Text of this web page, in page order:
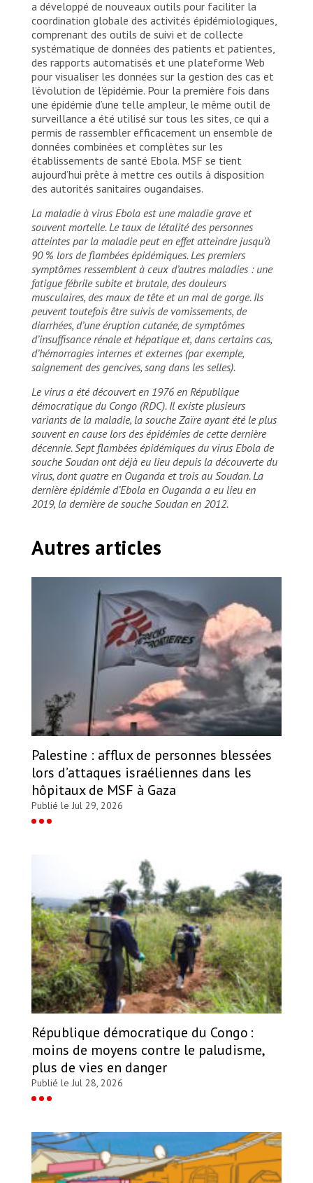
a développé de nouveaux outils pour faciliter la
coordination globale des activités épidémiologiques,
comprenant des outils de suivi et de collecte
systématique de données des patients et patientes,
des rapports automatisés et une plateforme Web
pour visualiser les données sur la gestion des cas et
l’évolution de l’épidémie. Pour la première fois dans
une épidémie d’une telle ampleur, le même outil de
surveillance a été utilisé sur tous les sites, ce qui a
permis de rassembler efficacement un ensemble de
données combinées et complètes sur les
établissements de santé Ebola. MSF se tient
aujourd’hui prête à mettre ces outils à disposition
des autorités sanitaires ougandaises.
La maladie à virus Ebola est une maladie grave et
souvent mortelle. Le taux de létalité des personnes
atteintes par la maladie peut en effet atteindre jusqu’à
90 % lors de flambées épidémiques. Les premiers
symptômes ressemblent à ceux d’autres maladies : une
fatigue fébrile subite et brutale, des douleurs
musculaires, des maux de tête et un mal de gorge. Ils
peuvent toutefois être suivis de vomissements, de
diarrhées, d’une éruption cutanée, de symptômes
d’insuffisance rénale et hépatique et, dans certains cas,
d’hémorragies internes et externes (par exemple,
saignement des gencives, sang dans les selles).
Le virus a été découvert en 1976 en République
démocratique du Congo (RDC). Il existe plusieurs
variants de la maladie, la souche Zaïre ayant été le plus
souvent en cause lors des épidémies de cette dernière
décennie. Sept flambées épidémiques du virus Ebola de
souche Soudan ont déjà eu lieu depuis la découverte du
virus, dont quatre en Ouganda et trois au Soudan. La
dernière épidémie d’Ebola en Ouganda a eu lieu en
2019, la dernière de souche Soudan en 2012.
Autres articles
Palestine : afflux de personnes blessées
lors d’attaques israéliennes dans les
hôpitaux de MSF à Gaza
Publié le Jul 29, 2026
République démocratique du Congo :
moins de moyens contre le paludisme,
plus de vies en danger
Publié le Jul 28, 2026